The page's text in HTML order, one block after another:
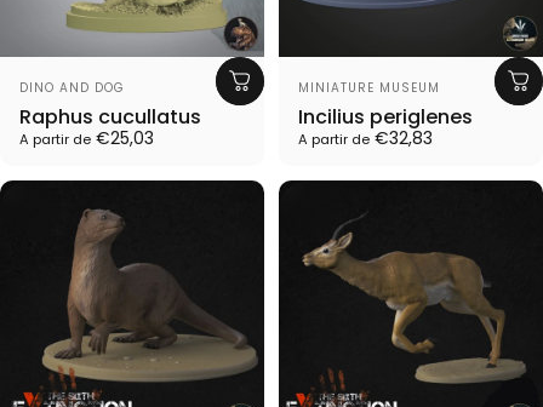
Proveedor:
DINO AND DOG
Raphus cucullatus
A partir de €25,03
Proveedor:
MINIATURE MUSEUM
Incilius periglenes
A partir de €32,83